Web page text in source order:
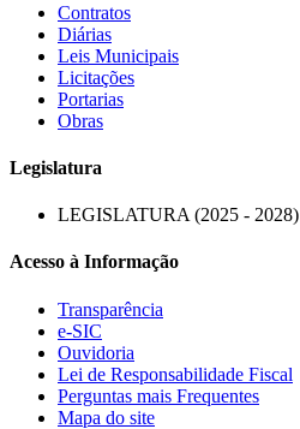
Contratos
Diárias
Leis Municipais
Licitações
Portarias
Obras
Legislatura
LEGISLATURA (2025 - 2028)
Acesso à Informação
Transparência
e-SIC
Ouvidoria
Lei de Responsabilidade Fiscal
Perguntas mais Frequentes
Mapa do site